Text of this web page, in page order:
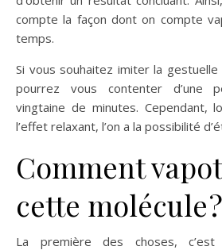
compte la façon dont on compte
temps.
Si vous souhaitez imiter la gestuelle
pourrez vous contenter d’une
vingtaine de minutes. Cependant,
l’effet relaxant, l’on a la possibilité
Comment
cette molécule ?
La première des choses,